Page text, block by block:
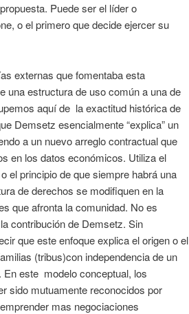
Puede ser el líder o
o el primero que decide ejercer su
externas que fomentaba esta
una estructura de uso común a una de
aquí de la exactitud histórica de
Demsetz esencialmente “explica” un
a un nuevo arreglo contractual que
en los datos económicos. Utiliza el
el principio de que siempre habrá una
de derechos se modifiquen en la
que afronta la comunidad. No es
contribución de Demsetz. Sin
que este enfoque explica el origen o el
(tribus)con independencia de un
este modelo conceptual, los
sido mutuamente reconocidos por
mas negociaciones